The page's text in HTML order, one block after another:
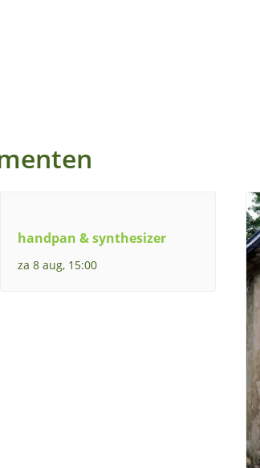
handpan & synthesizer
za 8 aug, 15:00